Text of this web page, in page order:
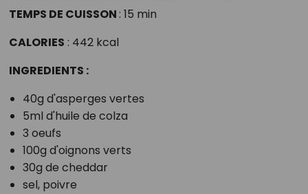
TEMPS DE CUISSON : 15 min
CALORIES : 442 kcal
INGREDIENTS :
40g d'asperges vertes
5ml d'huile de colza
3 oeufs
100g d'oignons verts
30g de cheddar
sel, poivre